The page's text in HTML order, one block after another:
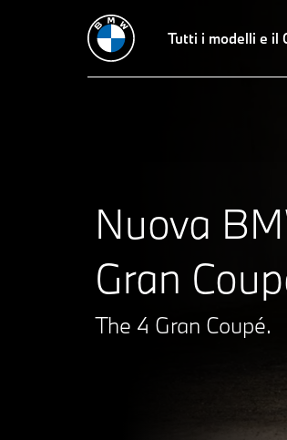
Tutti i modelli e il
Nuova
Gran
The 4 Gran Coupé.